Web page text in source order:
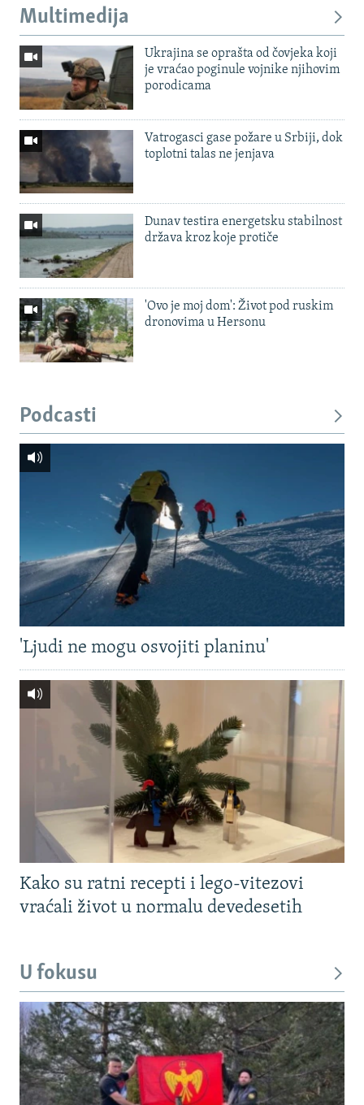
Multimedija
Ukrajina se oprašta od čovjeka koji
je vraćao poginule vojnike njihovim
porodicama
Vatrogasci gase požare u Srbiji, dok
toplotni talas ne jenjava
Dunav testira energetsku stabilnost
država kroz koje protiče
'Ovo je moj dom': Život pod ruskim
dronovima u Hersonu
Podcasti
'Ljudi ne mogu osvojiti planinu'
Kako su ratni recepti i lego-vitezovi
vraćali život u normalu devedesetih
U fokusu